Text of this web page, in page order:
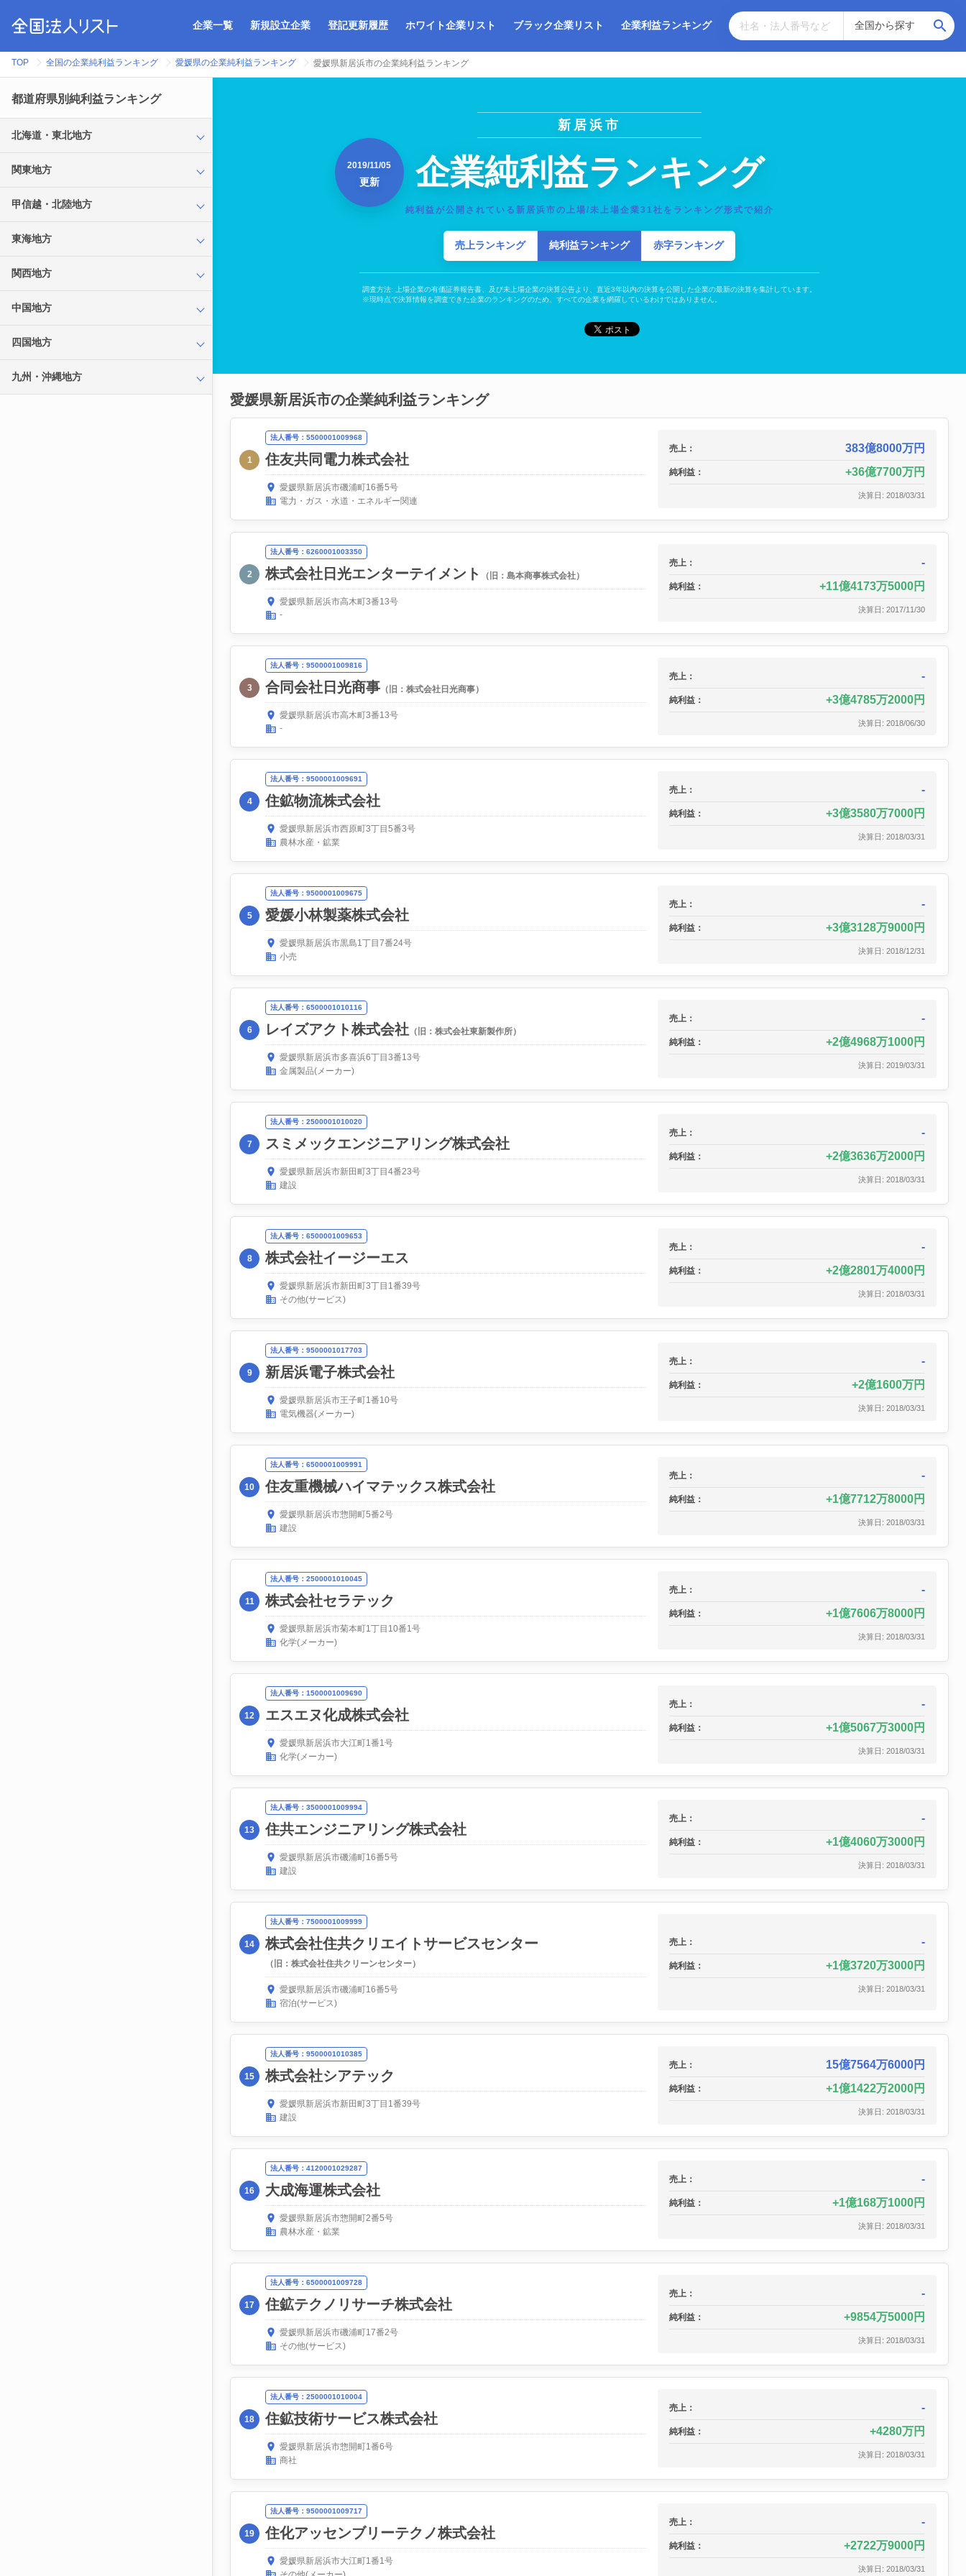
企業一覧 新規設立企業 登記更新履歴 ホワイト企業リスト ブラック企業リスト 企業利益ランキング
TOP 全国の企業純利益ランキング 愛媛県の企業純利益ランキング 愛媛県新居浜市の企業純利益ランキング
都道府県別純利益ランキング
北海道・東北地方
関東地方
甲信越・北陸地方
東海地方
関西地方
中国地方
四国地方
九州・沖縄地方
新居浜市
企業純利益ランキング
2019/11/05
更新
純利益が公開されている新居浜市の上場/未上場企業31社をランキング形式で紹介
売上ランキング 純利益ランキング 赤字ランキング
調査方法: 上場企業の有価証券報告書、及び未上場企業の決算公告より、直近3年以内の決算を公開した企業の最新の決算を集計しています。
※現時点で決算情報を調査できた企業のランキングのため、すべての企業を網羅しているわけではありません。
愛媛県新居浜市の企業純利益ランキング
1
法人番号：5500001009968
住友共同電力株式会社
愛媛県新居浜市磯浦町16番5号
電力・ガス・水道・エネルギー関連
売上： 383億8000万円
純利益： 36億7700万円
決算日: 2018/03/31
2
法人番号：6260001003350
株式会社日光エンターテイメント （旧：島本商事株式会社）
愛媛県新居浜市高木町3番13号
-
売上： -
純利益： 11億4173万5000円
決算日: 2017/11/30
3
法人番号：9500001009816
合同会社日光商事 （旧：株式会社日光商事）
愛媛県新居浜市高木町3番13号
-
売上： -
純利益： 3億4785万2000円
決算日: 2018/06/30
4
法人番号：9500001009691
住鉱物流株式会社
愛媛県新居浜市西原町3丁目5番3号
農林水産・鉱業
売上： -
純利益： 3億3580万7000円
決算日: 2018/03/31
5
法人番号：9500001009675
愛媛小林製薬株式会社
愛媛県新居浜市黒島1丁目7番24号
小売
売上： -
純利益： 3億3128万9000円
決算日: 2018/12/31
6
法人番号：6500001010116
レイズアクト株式会社 （旧：株式会社東新製作所）
愛媛県新居浜市多喜浜6丁目3番13号
金属製品(メーカー)
売上： -
純利益： 2億4968万1000円
決算日: 2019/03/31
7
法人番号：2500001010020
スミメックエンジニアリング株式会社
愛媛県新居浜市新田町3丁目4番23号
建設
売上： -
純利益： 2億3636万2000円
決算日: 2018/03/31
8
法人番号：6500001009653
株式会社イージーエス
愛媛県新居浜市新田町3丁目1番39号
その他(サービス)
売上： -
純利益： 2億2801万4000円
決算日: 2018/03/31
9
法人番号：9500001017703
新居浜電子株式会社
愛媛県新居浜市王子町1番10号
電気機器(メーカー)
売上： -
純利益： 2億1600万円
決算日: 2018/03/31
10
法人番号：6500001009991
住友重機械ハイマテックス株式会社
愛媛県新居浜市惣開町5番2号
建設
売上： -
純利益： 1億7712万8000円
決算日: 2018/03/31
11
法人番号：2500001010045
株式会社セラテック
愛媛県新居浜市菊本町1丁目10番1号
化学(メーカー)
売上： -
純利益： 1億7606万8000円
決算日: 2018/03/31
12
法人番号：1500001009690
エスエヌ化成株式会社
愛媛県新居浜市大江町1番1号
化学(メーカー)
売上： -
純利益： 1億5067万3000円
決算日: 2018/03/31
13
法人番号：3500001009994
住共エンジニアリング株式会社
愛媛県新居浜市磯浦町16番5号
建設
売上： -
純利益： 1億4060万3000円
決算日: 2018/03/31
14
法人番号：7500001009999
株式会社住共クリエイトサービスセンター
（旧：株式会社住共クリーンセンター）
愛媛県新居浜市磯浦町16番5号
宿泊(サービス)
売上： -
純利益： 1億3720万3000円
決算日: 2018/03/31
15
法人番号：9500001010385
株式会社シアテック
愛媛県新居浜市新田町3丁目1番39号
建設
売上： 15億7564万6000円
純利益： 1億1422万2000円
決算日: 2018/03/31
16
法人番号：4120001029287
大成海運株式会社
愛媛県新居浜市惣開町2番5号
農林水産・鉱業
売上： -
純利益： 1億168万1000円
決算日: 2018/03/31
17
法人番号：6500001009728
住鉱テクノリサーチ株式会社
愛媛県新居浜市磯浦町17番2号
その他(サービス)
売上： -
純利益： 9854万5000円
決算日: 2018/03/31
18
法人番号：2500001010004
住鉱技術サービス株式会社
愛媛県新居浜市惣開町1番6号
商社
売上： -
純利益： 4280万円
決算日: 2018/03/31
19
法人番号：9500001009717
住化アッセンブリーテクノ株式会社
愛媛県新居浜市大江町1番1号
売上： -
純利益： 2722万9000円
決算日: 2018/03/31